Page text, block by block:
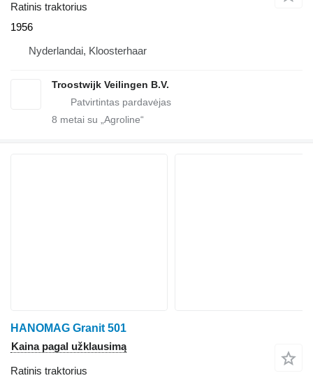
Ratinis traktorius
1956
Nyderlandai, Kloosterhaar
Troostwijk Veilingen B.V.
8 metai su „Agroline“
HANOMAG Granit 501
Kaina pagal užklausimą
Ratinis traktorius